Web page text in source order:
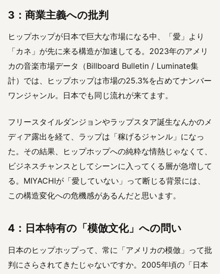
3：商業主義への批判
ヒップホップが日本で巨大な市場になる中、「愛」より
「カネ」が先に来る構造が加速してる。2023年のアメリ
カの音楽市場データ（Billboard Bulletin / Luminate集
計）では、ヒップホップは市場の25.3%を占めてナンバー
ワンジャンル。日本でも同じ流れが来てます。
フリースタイルダンジョンやラップスタア誕生なんかのメ
ディア露出を経て、ラップは「稼げるジャンル」になっ
た。その結果、ヒップホップへの純粋な情熱じゃなくて、
ビジネスチャンスとしてシーンに入ってくる層が急増して
る。MIYACHIが「愛していない」って断じる背景には、
この構造変化への危機感があるんだと思います。
4：日本特有の「模倣文化」への問い
日本のヒップホップって、常に「アメリカの模倣」って批
判にさらされてきたじゃないですか。2005年頃の「日本